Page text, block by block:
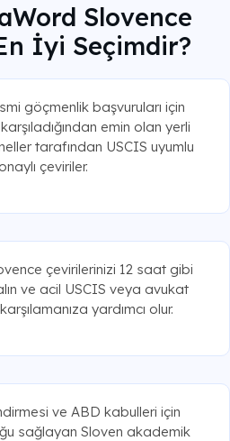
Slovence
İyi Seçimdir?
göçmenlik başvuruları için
emin olan yerli
tarafından USCIS uyumlu
onaylı çeviriler.
çevirilerinizi 12 saat gibi
ve acil USCIS veya avukat
yardımcı olur.
ve ABD kabulleri için
sağlayan Sloven akademik